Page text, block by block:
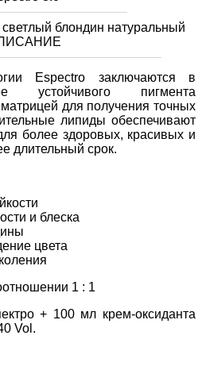
блондин натуральный
Espectro заключаются в
устойчивого пигмента
для получения точных
липиды обеспечивают
более здоровых, красивых и
длительный срок.
и блеска
цвета
соотношении 1 : 1
+ 100 мл крем-оксиданта
Vol.